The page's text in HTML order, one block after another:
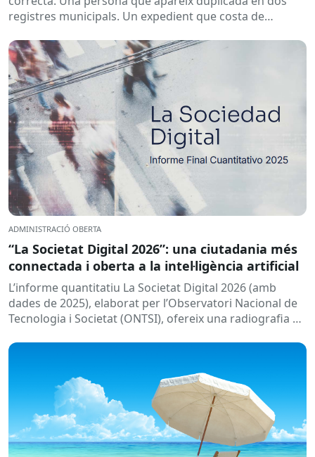
registres municipals. Un expedient que costa de
ADMINISTRACIÓ OBERTA
“La Societat Digital 2026”: una ciutadania més
connectada i oberta a la intel·ligència artificial
L’informe quantitatiu La Societat Digital 2026 (amb
dades de 2025), elaborat per l’Observatori Nacional de
Tecnologia i Societat (ONTSI), ofereix una radiografia de